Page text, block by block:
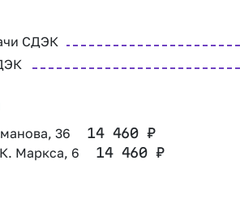
СДЭК
36 14 460₽
Маркса, 6 14 460₽